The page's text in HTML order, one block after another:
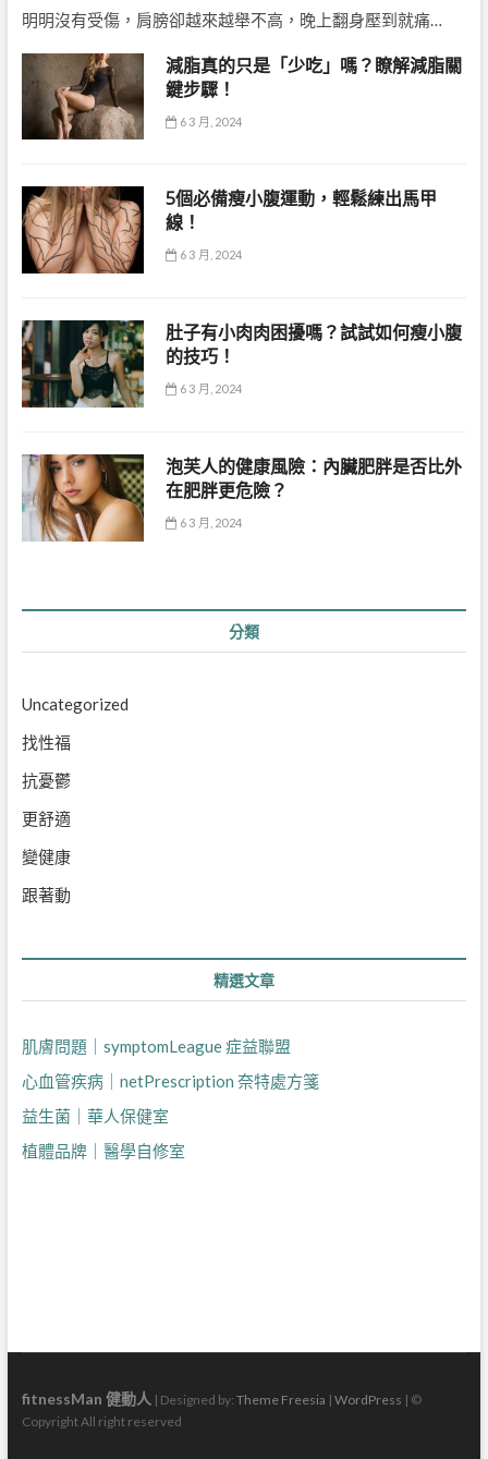
明明沒有受傷，肩膀卻越來越舉不高，晚上翻身壓到就痛…
減脂真的只是「少吃」嗎？瞭解減脂關
鍵步驟！
6 3 月, 2024
5個必備瘦小腹運動，輕鬆練出馬甲
線！
6 3 月, 2024
肚子有小肉肉困擾嗎？試試如何瘦小腹
的技巧！
6 3 月, 2024
泡芙人的健康風險：內臟肥胖是否比外
在肥胖更危險？
6 3 月, 2024
分類
Uncategorized
找性福
抗憂鬱
更舒適
變健康
跟著動
精選文章
肌膚問題｜symptomLeague 症益聯盟
心血管疾病｜netPrescription 奈特處方箋
益生菌｜華人保健室
植體品牌｜醫學自修室
fitnessMan 健動人 | Designed by: Theme Freesia | WordPress | ©
Copyright All right reserved